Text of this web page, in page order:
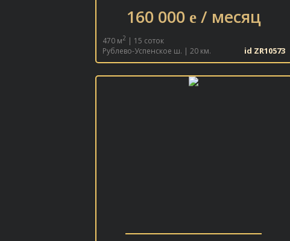
160 000 e/ месяц
470 м2 | 15 соток
Рублево-Успенское ш. | 20 км.
id ZR10573
В ИЗБРАННОЕ